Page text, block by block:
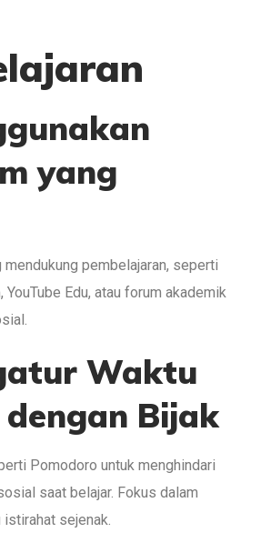
yang
pembelajaran, seperti
Edu, atau forum akademik
Waktu
Bijak
Pomodoro untuk menghindari
saat belajar. Fokus dalam
sejenak.